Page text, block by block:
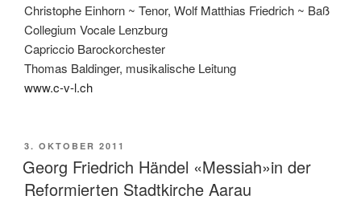
Christophe Einhorn ~ Tenor, Wolf Matthias Friedrich ~ Baß
Collegium Vocale Lenzburg
Capriccio Barockorchester
Thomas Baldinger, musikalische Leitung
www.c-v-l.ch
VERÖFFENTLICHT
AM
3. OKTOBER 2011
Georg Friedrich Händel «Messiah»in der
Reformierten Stadtkirche Aarau